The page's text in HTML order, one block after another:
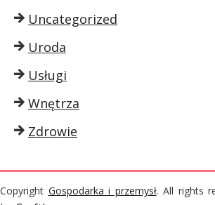
Uncategorized
Uroda
Usługi
Wnętrza
Zdrowie
Copyright Gospodarka i przemysł. All rights